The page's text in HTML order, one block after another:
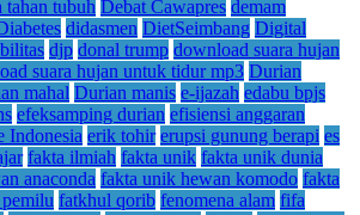
tahan tubuh Debat Cawapres demam
didasmen DietSeimbang Digital
djp donal trump download suara hujan
suara hujan untuk tidur mp3 Durian
mahal Durian manis e-ijazah edabu bpjs
efeksamping durian efisiensi anggaran
Indonesia erik tohir erupsi gunung berapi es
fakta ilmiah fakta unik fakta unik dunia
anaconda fakta unik hewan komodo fakta
fatkhul qorib fenomena alam fifa